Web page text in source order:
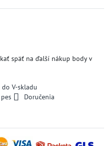
späť na ďalší nákup body v
V-skladu
Doručenia